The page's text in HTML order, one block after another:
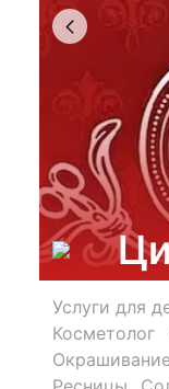
Услуги для
Косметолог